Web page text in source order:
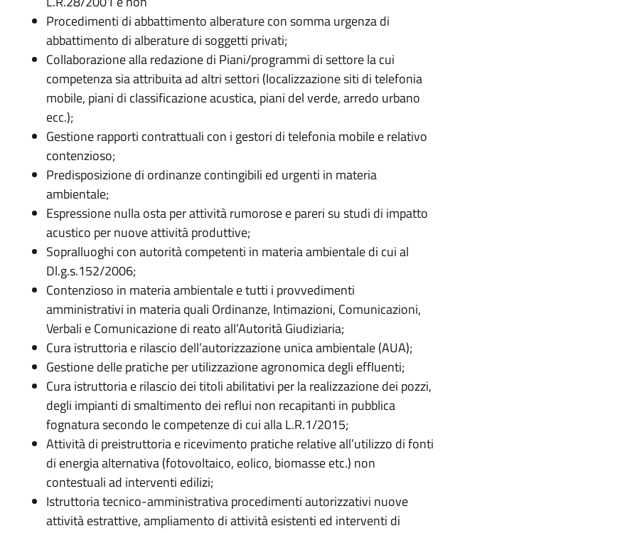
Procedimenti di abbattimento alberature con somma urgenza di
abbattimento di alberature di soggetti privati;
Collaborazione alla redazione di Piani/programmi di settore la cui
competenza sia attribuita ad altri settori (localizzazione siti di telefonia
mobile, piani di classificazione acustica, piani del verde, arredo urbano
ecc.);
Gestione rapporti contrattuali con i gestori di telefonia mobile e relativo
contenzioso;
Predisposizione di ordinanze contingibili ed urgenti in materia
ambientale;
Espressione nulla osta per attività rumorose e pareri su studi di impatto
acustico per nuove attività produttive;
Sopralluoghi con autorità competenti in materia ambientale di cui al
Dl.g.s.152/2006;
Contenzioso in materia ambientale e tutti i provvedimenti
amministrativi in materia quali Ordinanze, Intimazioni, Comunicazioni,
Verbali e Comunicazione di reato all’Autorità Giudiziaria;
Cura istruttoria e rilascio dell’autorizzazione unica ambientale (AUA);
Gestione delle pratiche per utilizzazione agronomica degli effluenti;
Cura istruttoria e rilascio dei titoli abilitativi per la realizzazione dei pozzi,
degli impianti di smaltimento dei reflui non recapitanti in pubblica
fognatura secondo le competenze di cui alla L.R.1/2015;
Attività di preistruttoria e ricevimento pratiche relative all’utilizzo di fonti
di energia alternativa (fotovoltaico, eolico, biomasse etc.) non
contestuali ad interventi edilizi;
Istruttoria tecnico-amministrativa procedimenti autorizzativi nuove
attività estrattive, ampliamento di attività esistenti ed interventi di